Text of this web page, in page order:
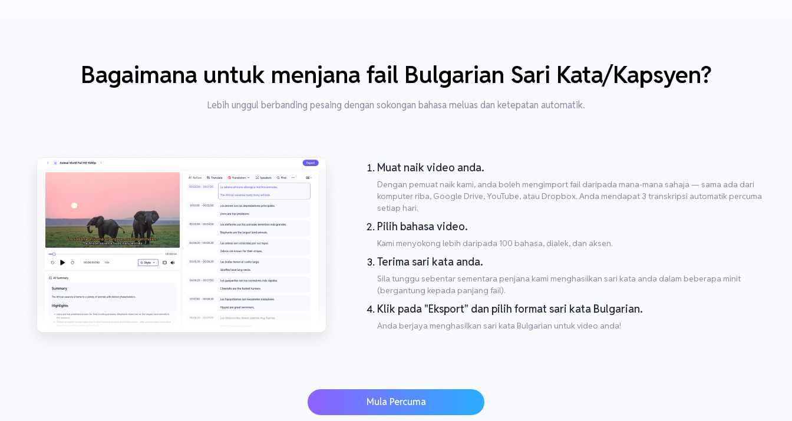
Bagaimana untuk menjana fail Bulgarian Sari Kata/Kapsyen?
Lebih unggul berbanding pesaing dengan sokongan bahasa meluas dan ketepatan automatik.
Muat naik video anda.
Dengan pemuat naik kami, anda boleh mengimport fail daripada mana-mana sahaja — sama ada dari
komputer riba, Google Drive, YouTube, atau Dropbox. Anda mendapat 3 transkripsi automatik percuma
setiap hari.
Pilih bahasa video.
Kami menyokong lebih daripada 100 bahasa, dialek, dan aksen.
Terima sari kata anda.
Sila tunggu sebentar sementara penjana kami menghasilkan sari kata anda dalam beberapa minit
(bergantung kepada panjang fail).
Klik pada "Eksport" dan pilih format sari kata Bulgarian.
Anda berjaya menghasilkan sari kata Bulgarian untuk video anda!
Mula Percuma